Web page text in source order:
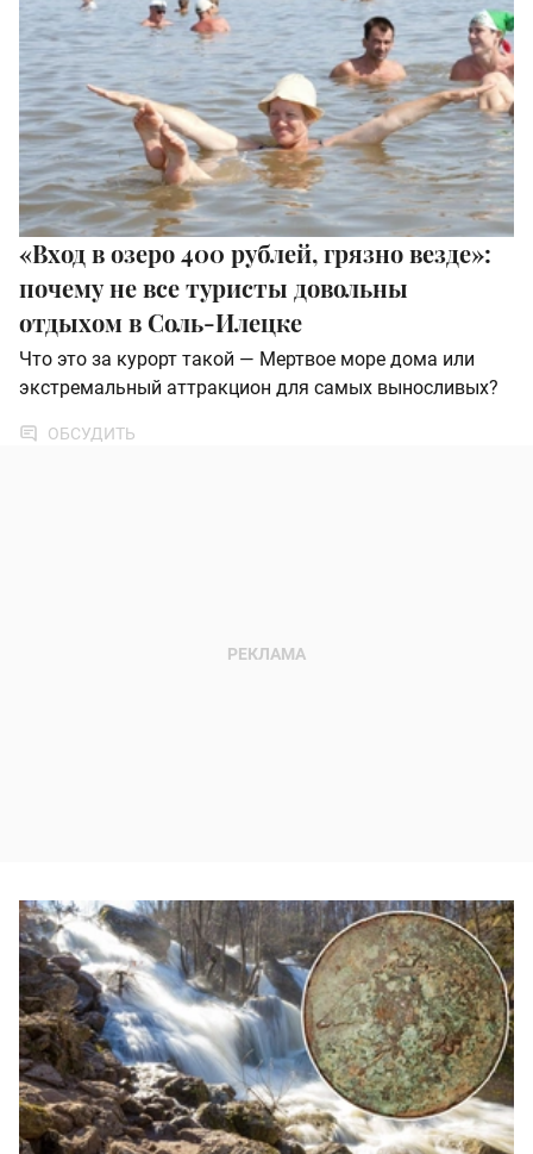
«Вход в озеро 400 рублей, грязно везде»:
почему не все туристы довольны
отдыхом в Соль-Илецке
Что это за курорт такой — Мертвое море дома или
экстремальный аттракцион для самых выносливых?
ОБСУДИТЬ